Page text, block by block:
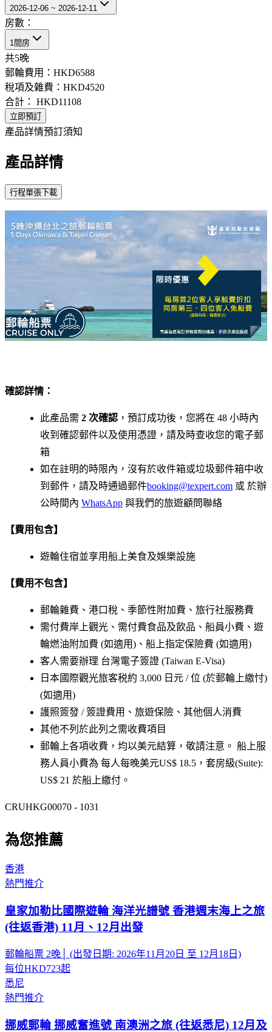
2026-12-06 ~ 2026-12-11
房數：
1間房
共5晚
郵輪費用： HKD6588
稅項及雜費： HKD4520
合計： HKD11108
立即預訂
產品詳情預訂須知
產品詳情
確認詳情：
此產品需 2 次確認 ，預訂成功後，您將在 48 小時內
收到確認郵件以及使用憑證，請及時查收您的電子郵
箱
如在註明的時限內，沒有於收件箱或垃圾郵件箱中收
到郵件，請及時通過郵件booking@texpert.com 或 於辦
公時間內 WhatsApp 與我們的旅遊顧問聯絡
【費用包含】
遊輪住宿並享用船上美食及娛樂設施
【費用不包含】
郵輪雜費、港口稅、季節性附加費、旅行社服務費
需付費岸上觀光、需付費食品及飲品、船員小費、遊
輪燃油附加費 (如適用)、船上指定保險費 (如適用)
客人需要辦理 台灣電子簽證 (Taiwan E-Visa)
日本國際觀光旅客税約 3,000 日元 / 位 (於郵輪上繳忖)
(如適用)
護照簽發 / 簽證費用、旅遊保險、其他個人消費
其他不列於此列之需收費項目
郵輪上各項收費，均以美元結算，敬請注意。 船上服
務人員小費為 每人每晚美元US$ 18.5，套房級(Suite):
US$ 21 於船上繳付。
CRUHKG00070 - 1031
為您推薦
香港
熱門推介
皇家加勒比國際遊輪 海洋光譜號 香港週末海上之旅
(往返香港) 11月、12月出發
郵輪船票 2晚│ (出發日期: 2026年11月20日 至 12月18日)
每位HKD723起
悉尼
熱門推介
挪威郵輪 挪威奮進號 南澳洲之旅 (往返悉尼) 12月及